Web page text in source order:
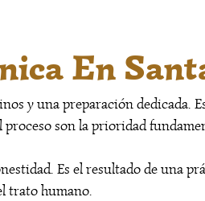
En
y una preparación dedicada.
son la prioridad
Es el resultado de una
trato humano.